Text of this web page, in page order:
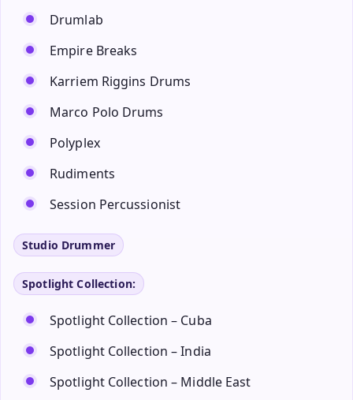
Drumlab
Empire Breaks
Karriem Riggins Drums
Marco Polo Drums
Polyplex
Rudiments
Session Percussionist
Studio Drummer
Spotlight Collection:
Spotlight Collection – Cuba
Spotlight Collection – India
Spotlight Collection – Middle East